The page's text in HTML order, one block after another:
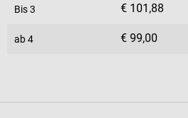
Bis3 € 101,88
ab4 € 99,00